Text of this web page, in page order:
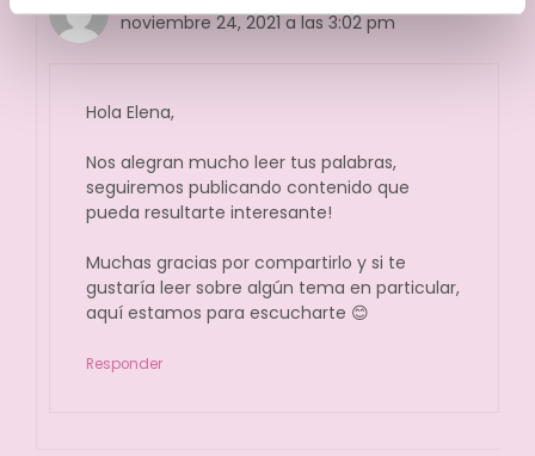
noviembre 24, 2021 a las 3:02 pm
Hola Elena,
Nos alegran mucho leer tus palabras,
seguiremos publicando contenido que
pueda resultarte interesante!
Muchas gracias por compartirlo y si te
gustaría leer sobre algún tema en particular,
aquí estamos para escucharte 😊
Responder